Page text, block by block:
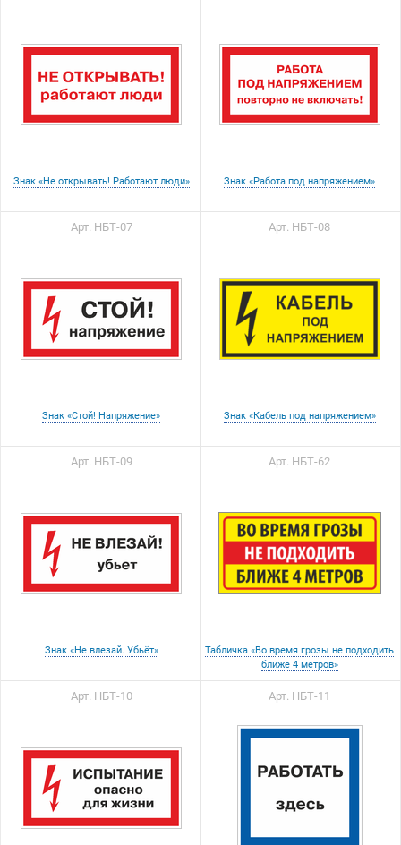
Знак «Не открывать! Работают люди» Знак «Работа под напряжением»
Арт. НБТ-07
Знак «Стой! Напряжение»
Арт. НБТ-08
Знак «Кабель под напряжением»
Арт. НБТ-09
Знак «Не влезай. Убьёт»
Арт. НБТ-62
Табличка «Во время грозы не подходить
ближе 4 метров»
Арт. НБТ-10 Арт. НБТ-11